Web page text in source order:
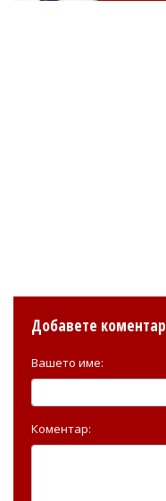
Добавете коментар
Вашето име:
Коментар: